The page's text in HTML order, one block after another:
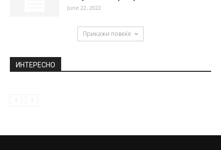
June 22, 2022
Прикажи повеќе
ИНТЕРЕСНО